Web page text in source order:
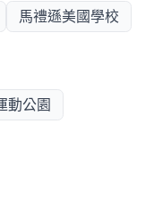
馬禮遜美國學校
動公園